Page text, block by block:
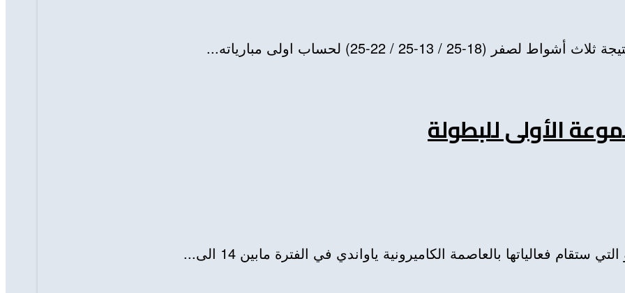
25 / 22-25) لحساب اولى مبارياته...
الأولى للبطولة
فعالياتها بالعاصمة الكاميرونية ياواندي في الفترة مابين 14 الى...